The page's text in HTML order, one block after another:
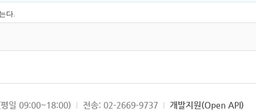
다.
일 09:00~18:00) 전송: 02-2669-9737 개발지원(Open API)